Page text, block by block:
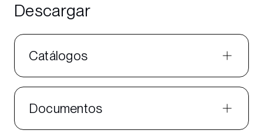
Descargar
Catálogos
Documentos